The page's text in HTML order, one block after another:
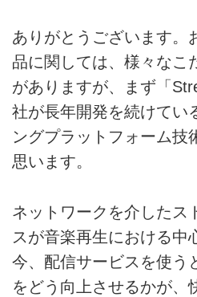
ありがとうございます。
品に関しては、様々なこ
がありますが、まず「
社が長年開発を続けてい
ングプラットフォーム技
思います。
ネットワークを介したス
スが音楽再生における中
今、配信サービスを使う
をどう向上させるかが、